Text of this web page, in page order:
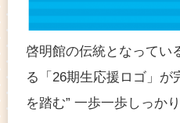
啓明館の伝統となってい
る「26期生応援ロゴ」が
を踏む” 一歩一歩しっか